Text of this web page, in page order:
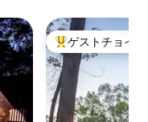
大好評のゲスト
ゲストチョイス